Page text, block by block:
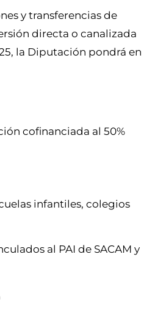
y transferencias de
directa o canalizada
la Diputación pondrá en
cofinanciada al 50%
infantiles, colegios
al PAI de SACAM y